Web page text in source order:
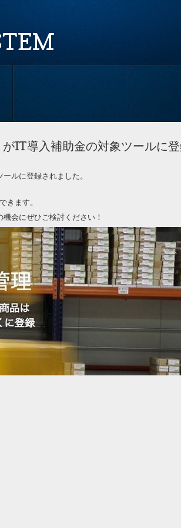
IT導入補助金の対象ツールに登
ルに登録されました。
きます。
会にぜひご検討ください！